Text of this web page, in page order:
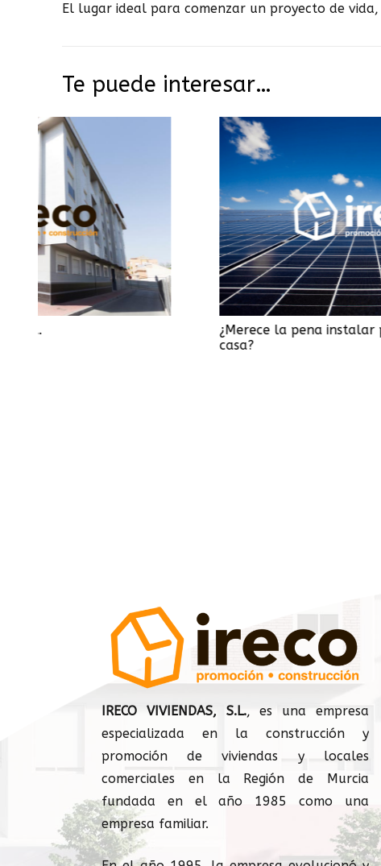
El lugar ideal para comenzar un proyecto de
Te puede interesar…
¿Merece la pena instalar placas solares en
IRECO VIVIENDAS, S.L., es una empresa
especializada en la construcción y
promoción de viviendas y locales
comerciales en la Región de Murcia
fundada en el año 1985 como una
empresa familiar.